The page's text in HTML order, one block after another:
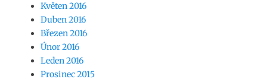
Květen 2016
Duben 2016
Březen 2016
Únor 2016
Leden 2016
Prosinec 2015